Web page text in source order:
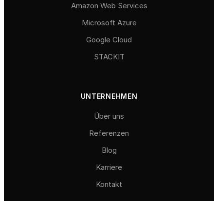
Amazon Web Services
Microsoft Azure
Google Cloud
STACKIT
UNTERNEHMEN
Über uns
Referenzen
Blog
Karriere
Kontakt